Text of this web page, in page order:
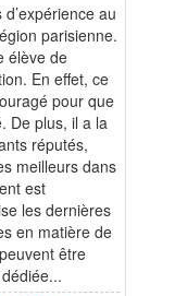
d’expérience au
parisienne.
élève de
En effet, ce
pour que
De plus, il a la
réputés,
meilleurs dans
est
les dernières
en matière de
être